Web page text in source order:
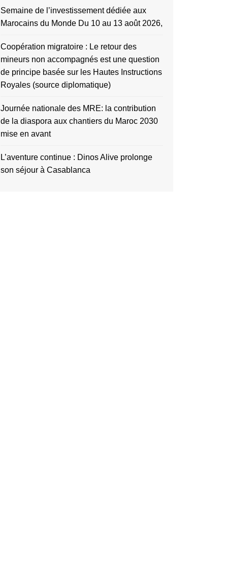
Semaine de l’investissement dédiée aux
Marocains du Monde Du 10 au 13 août 2026,
Coopération migratoire : Le retour des
mineurs non accompagnés est une question
de principe basée sur les Hautes Instructions
Royales (source diplomatique)
Journée nationale des MRE: la contribution
de la diaspora aux chantiers du Maroc 2030
mise en avant
L’aventure continue : Dinos Alive prolonge
son séjour à Casablanca